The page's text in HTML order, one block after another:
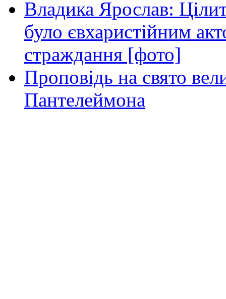
Владика Ярослав:
було євхаристійним
страждання [фото]
Проповідь на свято
Пантелеймона